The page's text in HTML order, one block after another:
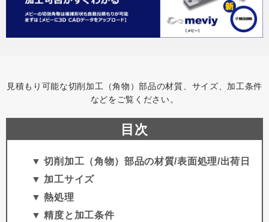
見積もり可能な切削加工（角物）部品の材質、サイズ、加工条件
などをご覧ください。
目次
▼ 切削加工（角物）部品の材質/表面処理/出荷日
▼ 加工サイズ
▼ 熱処理
▼ 精度と加工条件